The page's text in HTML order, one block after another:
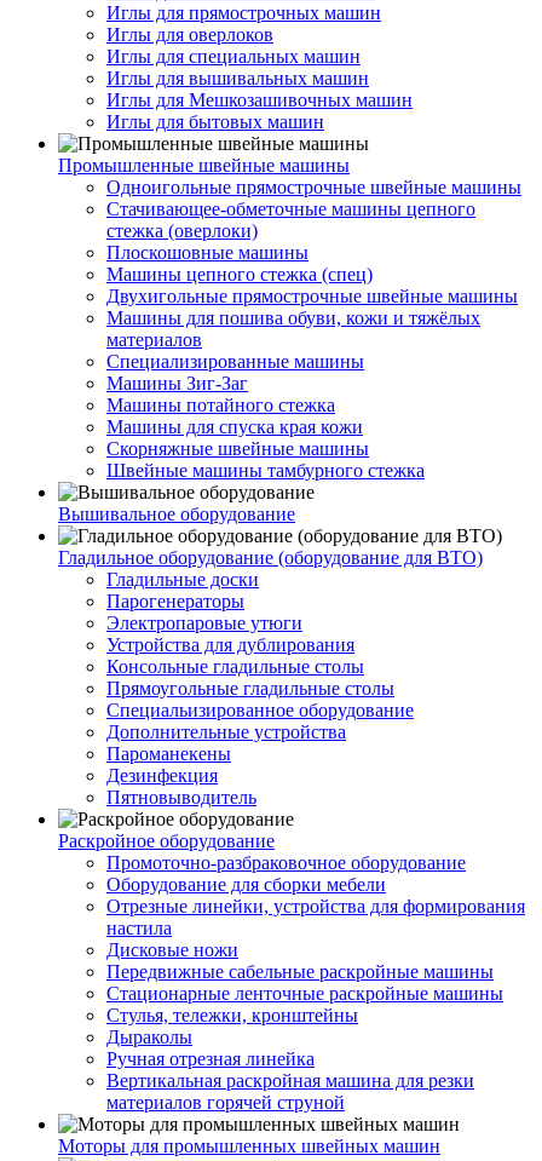
Иглы для прямострочных машин
Иглы для оверлоков
Иглы для специальных машин
Иглы для вышивальных машин
Иглы для Мешкозашивочных машин
Иглы для бытовых машин
Промышленные швейные машины
Одноигольные прямострочные швейные машины
Стачивающее-обметочные машины цепного
стежка (оверлоки)
Плоскошовные машины
Машины цепного стежка (спец)
Двухигольные прямострочные швейные машины
Машины для пошива обуви, кожи и тяжёлых
материалов
Специализированные машины
Машины Зиг-Заг
Машины потайного стежка
Машины для спуска края кожи
Скорняжные швейные машины
Швейные машины тамбурного стежка
Вышивальное оборудование
Гладильное оборудование (оборудование для ВТО)
Гладильные доски
Парогенераторы
Электропаровые утюги
Устройства для дублирования
Консольные гладильные столы
Прямоугольные гладильные столы
Специальизированное оборудование
Дополнительные устройства
Пароманекены
Дезинфекция
Пятновыводитель
Раскройное оборудование
Промоточно-разбраковочное оборудование
Оборудование для сборки мебели
Отрезные линейки, устройства для формирования
настила
Дисковые ножи
Передвижные сабельные раскройные машины
Стационарные ленточные раскройные машины
Стулья, тележки, кронштейны
Дыраколы
Ручная отрезная линейка
Вертикальная раскройная машина для резки
материалов горячей струной
Моторы для промышленных швейных машин